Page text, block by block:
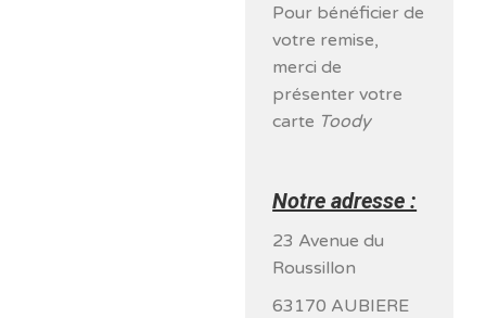
Pour bénéficier de
votre remise,
merci de
présenter votre
carte Toody
Notre adresse :
23 Avenue du
Roussillon
63170 AUBIERE